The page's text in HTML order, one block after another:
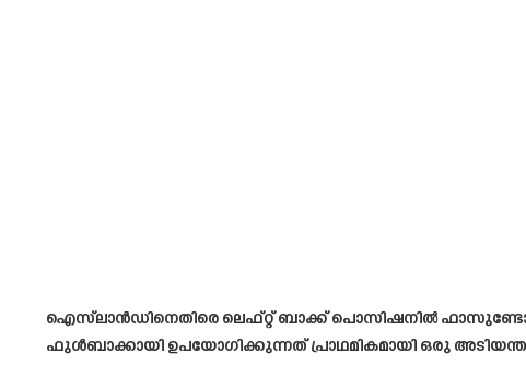
ഐസ്‌ലാൻഡിനെതിരെ ലെഫ്റ്റ് ബാക്ക് പൊസിഷനിൽ ഫാസുണ്ടോ
ഫുൾബാക്കായി ഉപയോഗിക്കുന്നത് പ്രാഥമികമായി ഒരു